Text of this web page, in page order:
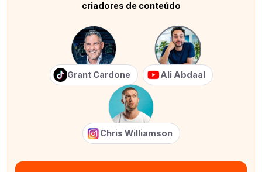
criadores de conteúdo
Grant Cardone Ali Abdaal
Chris Williamson